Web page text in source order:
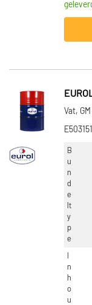
Vat,
B
u
n
d
e
lt
y
p
e
n
h
o
u